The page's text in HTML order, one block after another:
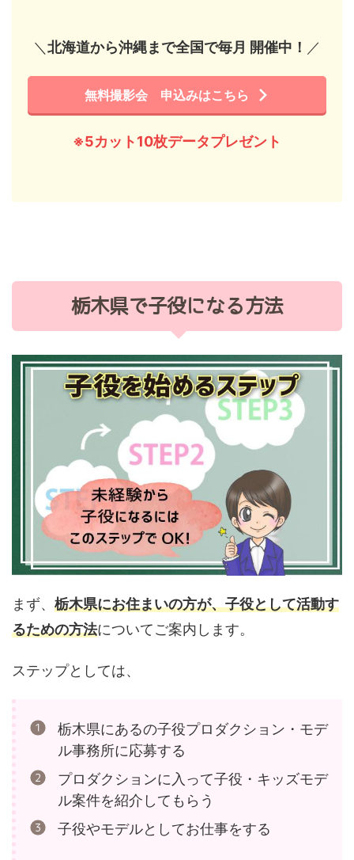
＼北海道から沖縄まで全国で毎月 開催中！ ／
無料撮影会 申込みはこちら
※5カット10枚データプレゼント
栃木県で子役になる方法
まず、 栃木県にお住まいの方が、子役として活動す
るための方法についてご案内します。
ステップとしては、
栃木県にあるの子役プロダクション・モデ
ル事務所に応募する
プロダクションに入って子役・キッズモデ
ル案件を紹介してもらう
子役やモデルとしてお仕事をする